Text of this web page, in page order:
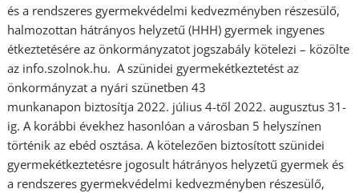
és a rendszeres gyermekvédelmi kedvezményben részesülő,
halmozottan hátrányos helyzetű (HHH) gyermek ingyenes
étkeztetésére az önkormányzatot jogszabály kötelezi – közölte
az info.szolnok.hu. A szünidei gyermekétkeztetést az
önkormányzat a nyári szünetben 43
munkanapon biztosítja 2022. július 4-től 2022. augusztus 31-
ig. A korábbi évekhez hasonlóan a városban 5 helyszínen
történik az ebéd osztása. A kötelezően biztosított szünidei
gyermekétkeztetésre jogosult hátrányos helyzetű gyermek és
a rendszeres gyermekvédelmi kedvezményben részesülő,